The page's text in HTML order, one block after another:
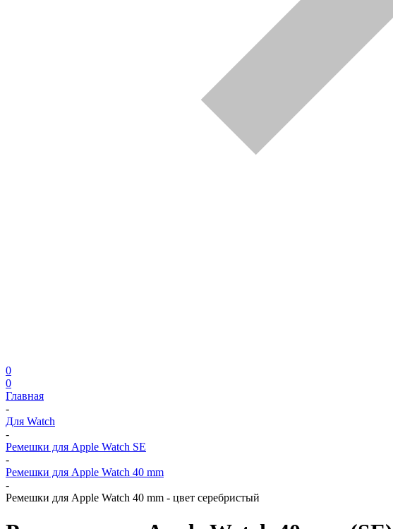
0
0
Главная
-
Для Watch
-
Ремешки для Apple Watch SE
-
Ремешки для Apple Watch 40 mm
-
Ремешки для Apple Watch 40 mm - цвет серебристый